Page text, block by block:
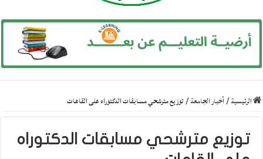
الرئيسية/أخبار الجامعة/توزيع مترشحي مسابقات الدكتوراه على القاعات
توزيع مترشحي مسابقات الدكتوراه